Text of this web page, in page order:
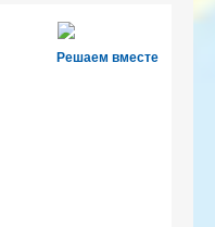
Решаем вместе